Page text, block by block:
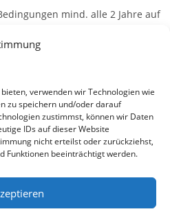
verwenden wir Technologien wie
zu speichern und/oder darauf
zustimmst, können wir Daten
IDs auf dieser Website
nicht erteilst oder zurückziehst,
Funktionen beeinträchtigt werden.
mind. alle 2 Jahre auf